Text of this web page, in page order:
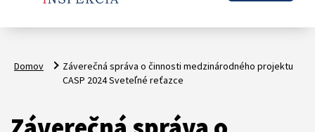
Domov
Záverečná správa o činnosti medzinárodného projektu
CASP 2024 Sveteľné reťazce